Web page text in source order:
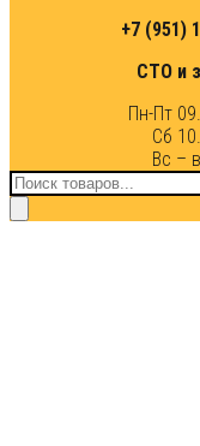
+7 (951)
СТО и
Пн-Пт
Сб
Вс –
Поиск
товаров